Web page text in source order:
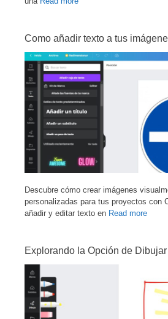
Como añadir texto a tus
Descubre cómo crear imágenes
personalizadas para tus proyectos con
añadir y editar texto en Read more
Explorando la Opción de Dibujar